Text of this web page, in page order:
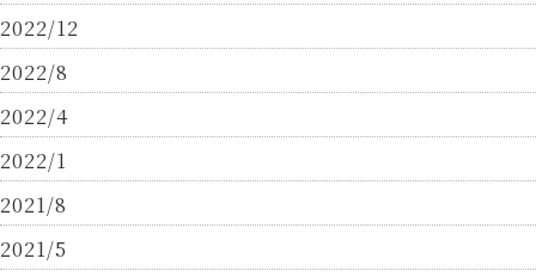
2022/12
2022/8
2022/4
2022/1
2021/8
2021/5